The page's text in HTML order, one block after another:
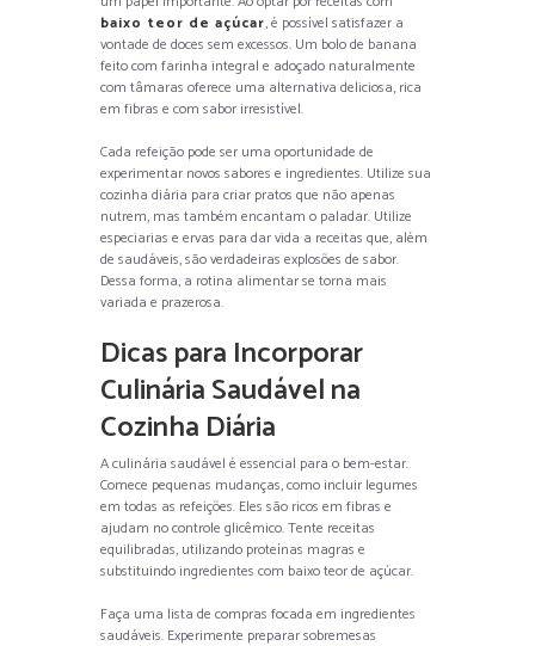
baixo teor de açúcar, é possível satisfazer a
vontade de doces sem excessos. Um bolo de banana
feito com farinha integral e adoçado naturalmente
com tâmaras oferece uma alternativa deliciosa, rica
em fibras e com sabor irresistível.
Cada refeição pode ser uma oportunidade de
experimentar novos sabores e ingredientes. Utilize sua
cozinha diária para criar pratos que não apenas
nutrem, mas também encantam o paladar. Utilize
especiarias e ervas para dar vida a receitas que, além
de saudáveis, são verdadeiras explosões de sabor.
Dessa forma, a rotina alimentar se torna mais
variada e prazerosa.
Dicas para Incorporar
Culinária Saudável na
Cozinha Diária
A culinária saudável é essencial para o bem-estar.
Comece pequenas mudanças, como incluir legumes
em todas as refeições. Eles são ricos em fibras e
ajudam no controle glicêmico. Tente receitas
equilibradas, utilizando proteínas magras e
substituindo ingredientes com baixo teor de açúcar.
Faça uma lista de compras focada em ingredientes
saudáveis. Experimente preparar sobremesas